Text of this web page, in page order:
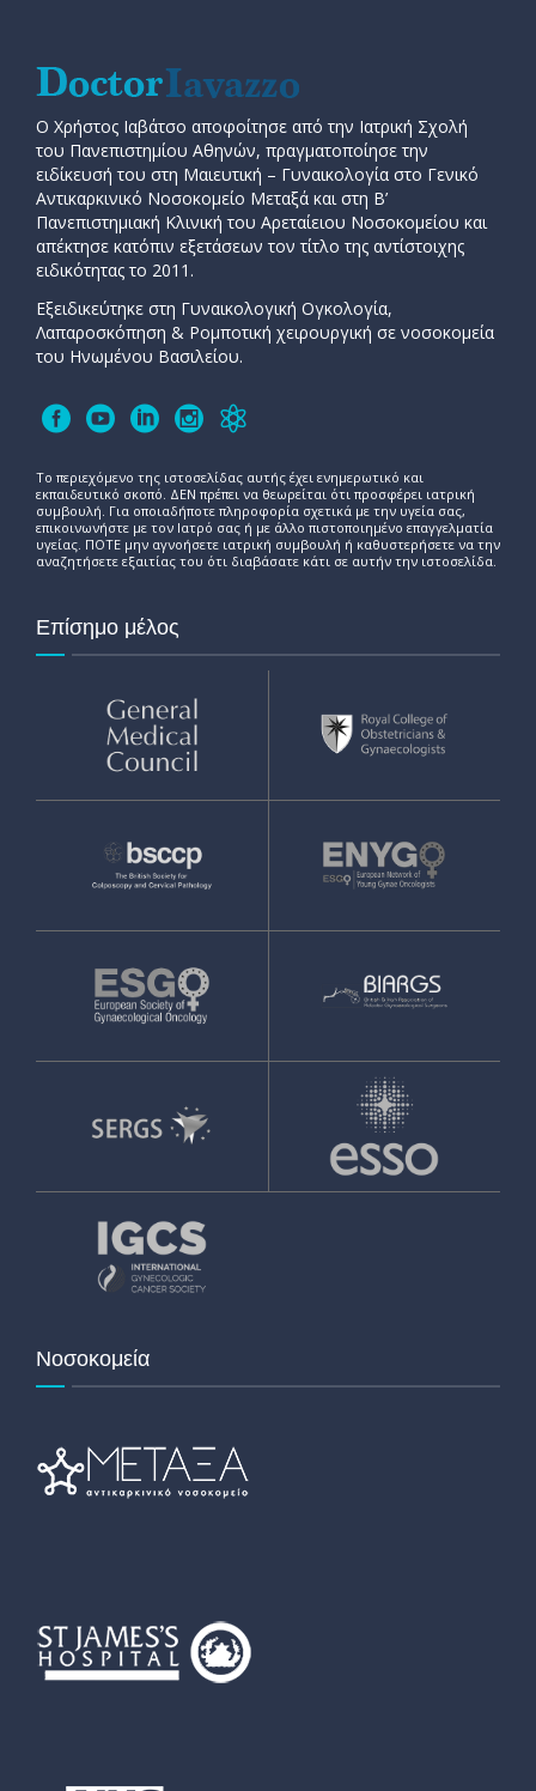
Ο Χρήστος Ιαβάτσο αποφοίτησε από την Ιατρική Σχολή
του Πανεπιστημίου Αθηνών, πραγματοποίησε την
ειδίκευσή του στη Μαιευτική – Γυναικολογία στο Γενικό
Αντικαρκινικό Νοσοκομείο Μεταξά και στη Β’
Πανεπιστημιακή Κλινική του Αρεταίειου Νοσοκομείου και
απέκτησε κατόπιν εξετάσεων τον τίτλο της αντίστοιχης
ειδικότητας το 2011.
Εξειδικεύτηκε στη Γυναικολογική Ογκολογία,
Λαπαροσκόπηση & Ρομποτική χειρουργική σε νοσοκομεία
του Ηνωμένου Βασιλείου.
Το περιεχόμενο της ιστοσελίδας αυτής έχει ενημερωτικό και
εκπαιδευτικό σκοπό. ΔΕΝ πρέπει να θεωρείται ότι προσφέρει ιατρική
συμβουλή. Για οποιαδήποτε πληροφορία σχετικά με την υγεία σας,
επικοινωνήστε με τον Ιατρό σας ή με άλλο πιστοποιημένο επαγγελματία
υγείας. ΠΟΤΕ μην αγνοήσετε ιατρική συμβουλή ή καθυστερήσετε να την
αναζητήσετε εξαιτίας του ότι διαβάσατε κάτι σε αυτήν την ιστοσελίδα.
Επίσημο μέλος
Νοσοκομεία